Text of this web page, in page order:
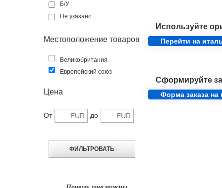
Б/У
Не указано
Местоположение товаров
Великобритания
Европейский союз
Цена
От до
Используйте
Перейти на
Сформируйте
Форма заказа на